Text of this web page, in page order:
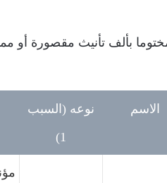
بألف تأنيث مقصورة أو
الاسم
نوعه (السبب
1)